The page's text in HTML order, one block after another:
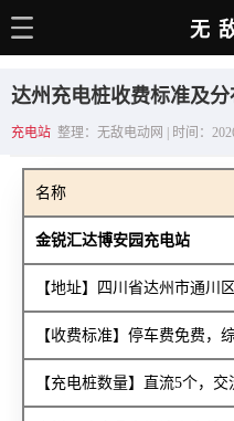
电动百科
电车资讯
电车手册
用车百科
销量榜
无
达州充电桩收费标准及分
充电站 整理：无敌电动网 | 时间：
名称
金锐汇达博安园充电站
【地址】四川省达州市通川
【收费标准】停车费免费，
【充电桩数量】直流5个，交